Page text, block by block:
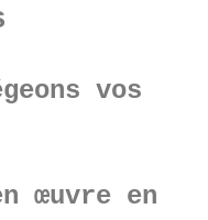
vos
œuvre en